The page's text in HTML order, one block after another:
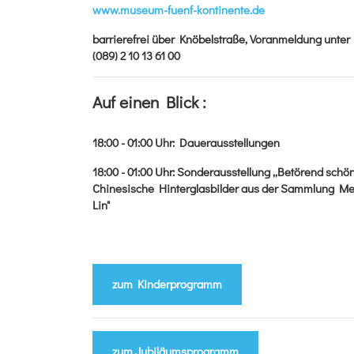
www.museum-fuenf-kontinente.de
barrierefrei über Knöbelstraße, Voranmeldung unter
(089) 2 10 13 61 00
Auf einen Blick :
18:00 - 01:00Uhr: Dauerausstellungen
18:00 - 01:00Uhr:Sonderausstellung „Betörend
Chinesische Hinterglasbilder aus der Sammlung
Lin"
zum Kinderprogramm